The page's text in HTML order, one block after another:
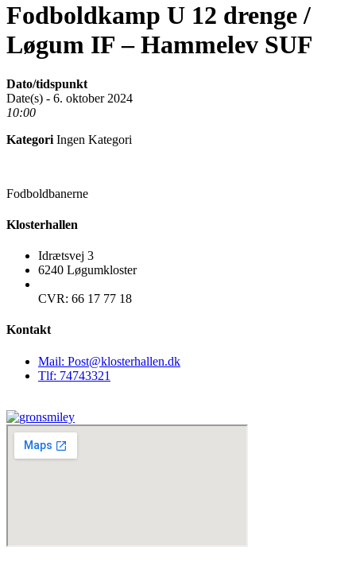
Fodboldkamp U 12 drenge /
Løgum IF – Hammelev SUF
Dato/tidspunkt
Date(s) - 6. oktober 2024
10:00
Kategori Ingen Kategori
Fodboldbanerne
Klosterhallen
Idrætsvej 3
6240 Løgumkloster
CVR: 66 17 77 18
Kontakt
Mail: Post@klosterhallen.dk
Tlf: 74743321